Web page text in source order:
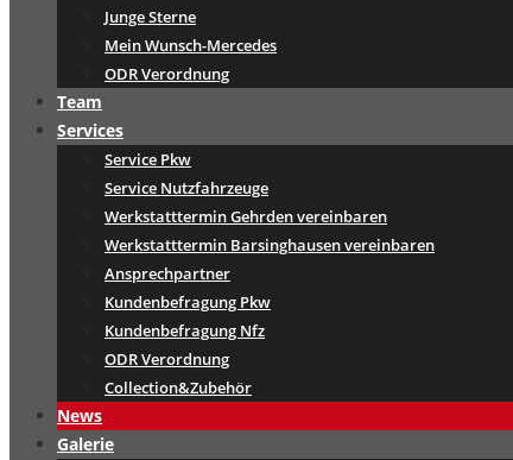
Junge Sterne
Mein Wunsch-Mercedes
ODR Verordnung
Team
Services
Service Pkw
Service Nutzfahrzeuge
Werkstatttermin Gehrden vereinbaren
Werkstatttermin Barsinghausen vereinbaren
Ansprechpartner
Kundenbefragung Pkw
Kundenbefragung Nfz
ODR Verordnung
Collection&Zubehör
News
Galerie